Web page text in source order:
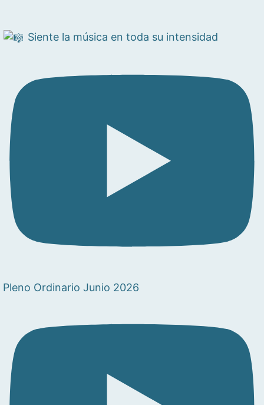
Siente la música en toda su intensidad
Pleno Ordinario Junio 2026